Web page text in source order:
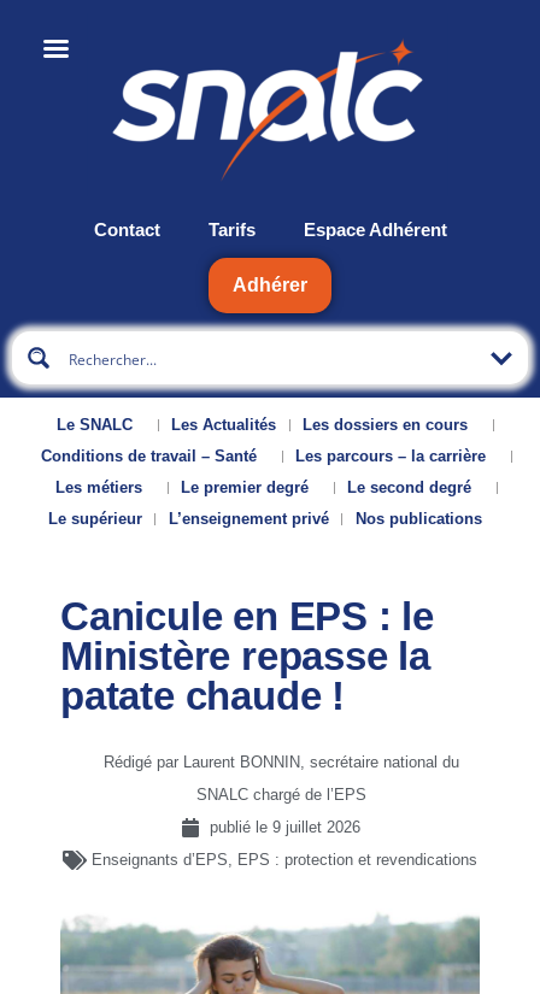
Contact Tarifs Espace Adhérent
Adhérer
Le SNALC Les Actualités
Les dossiers en cours
Conditions de travail – Santé
Les parcours – la carrière
Les métiers
Le premier degré
Le second degré
Le supérieur
L’enseignement privé Nos publications
Canicule en EPS : le
Ministère repasse la
patate chaude !
Rédigé par Laurent BONNIN, secrétaire national du
SNALC chargé de l’EPS
publié le 9 juillet 2026
Enseignants d’EPS, EPS : protection et revendications